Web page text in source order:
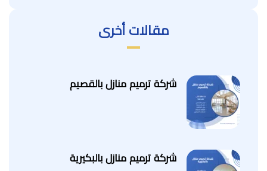
مقالات أخرى
شركة ترميم منازل بالقصيم
شركة ترميم منازل بالبكيرية